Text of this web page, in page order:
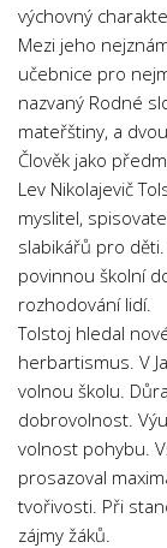
Zeměpis
Novinky
výchovný
Mezi jeho
učebnice pro
nazvaný Rodné
mateřštiny, a
Člověk jako
Lev Nikolajevič
myslitel,
slabikářů pro
povinnou školní
rozhodování lidí.
Tolstoj hledal
herbartismus. V
volnou školu.
dobrovolnost.
volnost pohybu.
prosazoval
tvořivosti. Při
zájmy žáků.